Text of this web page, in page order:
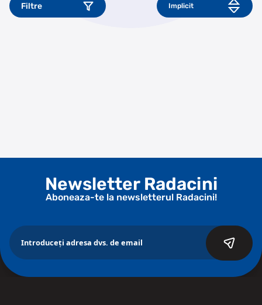
Filtre
Newsletter Radacini
Aboneaza-te la newsletterul Radacini!